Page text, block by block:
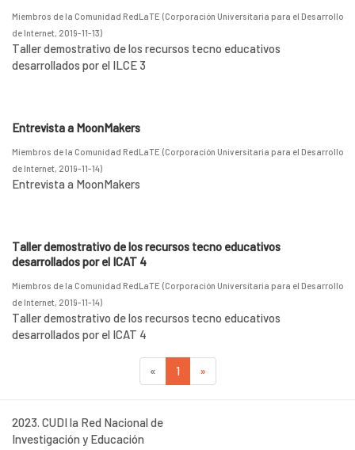
Miembros de la Comunidad RedLaTE (Corporación Universitaria para el Desarrollo
de Internet, 2019-11-13)
Taller demostrativo de los recursos tecno educativos
desarrollados por el ILCE 3
Entrevista a MoonMakers
Miembros de la Comunidad RedLaTE (Corporación Universitaria para el Desarrollo
de Internet, 2019-11-14)
Entrevista a MoonMakers
Taller demostrativo de los recursos tecno educativos
desarrollados por el ICAT 4
Miembros de la Comunidad RedLaTE (Corporación Universitaria para el Desarrollo
de Internet, 2019-11-14)
Taller demostrativo de los recursos tecno educativos
desarrollados por el ICAT 4
« 1 »
2023. CUDI la Red Nacional de
Investigación y Educación